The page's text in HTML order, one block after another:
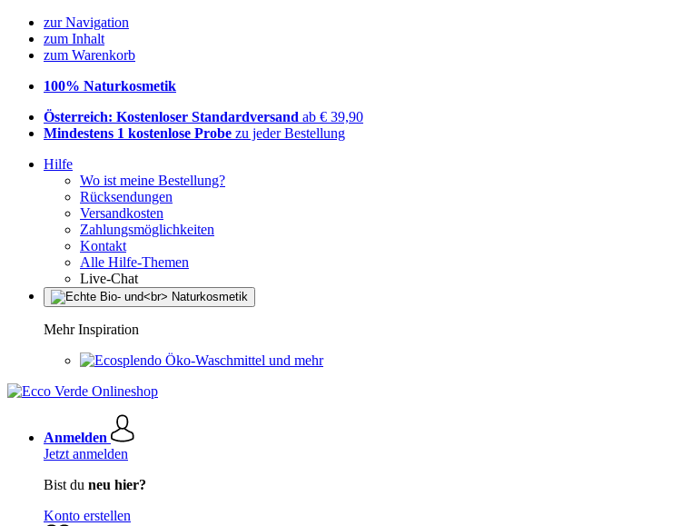
zur Navigation
zum Inhalt
zum Warenkorb
100% Naturkosmetik
Österreich: Kostenloser Standardversand ab € 39,90
Mindestens 1 kostenlose Probe zu jeder Bestellung
Hilfe
Wo ist meine Bestellung?
Rücksendungen
Versandkosten
Zahlungsmöglichkeiten
Kontakt
Alle Hilfe-Themen
Live-Chat
Mehr Inspiration
Öko-Waschmittel und mehr
Anmelden
Jetzt anmelden
Bist du neu hier?
Konto erstellen